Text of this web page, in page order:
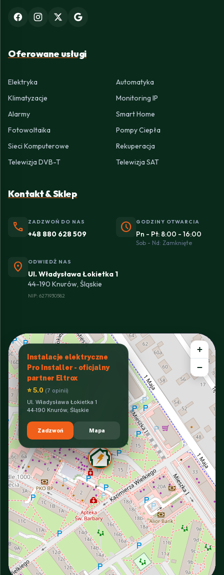
Oferowane usługi
Elektryka
Automatyka
Klimatyzacje
Monitoring IP
Alarmy
Smart Home
Fotowoltaika
Pompy Ciepła
Sieci Komputerowe
Rekuperacja
Telewizja DVB-T
Telewizja SAT
Kontakt & Sklep
phone ZADZWOŃ DO NAS
+48 880 628 509 schedule GODZINY OTWARCIA
Pn - Pt: 8:00 - 16:00
Sob - Nd: Zamknięte
location_on ODWIEDŹ NAS
Ul. Władysława Łokietka 1
44-190 Knurów, Śląskie
NIP: 6271930582
Instalacje elektryczne
Pro Installer - oficjalny
partner Eltrox
⭐ 5.0 (7 opinii)
Ul. Władysława Łokietka 1
44-190 Knurów, Śląskie
Zadzwoń Mapa
+
−
INTERACTIVE VIEW